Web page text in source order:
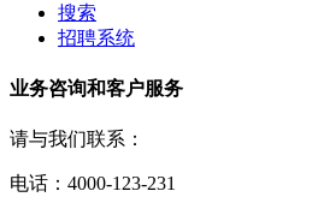
搜索
招聘系统
业务咨询和客户服务
请与我们联系：
电话：4000-123-231